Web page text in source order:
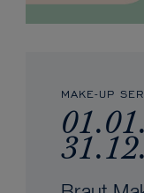
MAKE-UP